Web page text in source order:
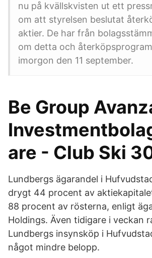
nu på kvällskvisten ut ett
om att styrelsen beslutat
aktier. De har från
om detta och
imorgon den 11 september.
Be Group
are - Club Ski
Lundbergs ägarandel i
drygt 44 procent av
88 procent av rösterna, enligt
Holdings. Även tidigare i veckan
Lundbergs insynsköp i
något mindre belopp.